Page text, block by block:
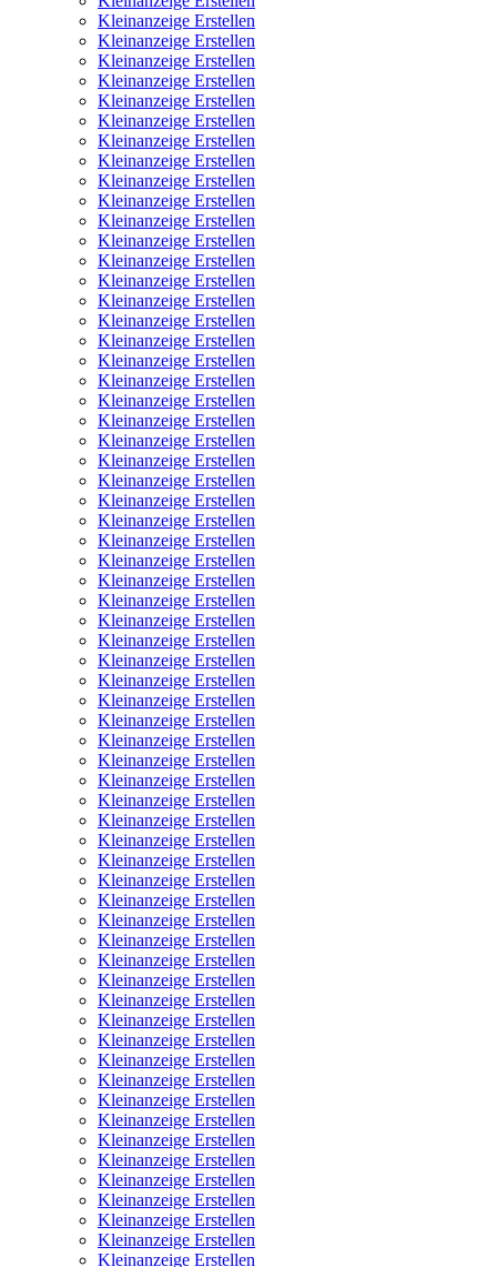
Kleinanzeige Erstellen
Kleinanzeige Erstellen
Kleinanzeige Erstellen
Kleinanzeige Erstellen
Kleinanzeige Erstellen
Kleinanzeige Erstellen
Kleinanzeige Erstellen
Kleinanzeige Erstellen
Kleinanzeige Erstellen
Kleinanzeige Erstellen
Kleinanzeige Erstellen
Kleinanzeige Erstellen
Kleinanzeige Erstellen
Kleinanzeige Erstellen
Kleinanzeige Erstellen
Kleinanzeige Erstellen
Kleinanzeige Erstellen
Kleinanzeige Erstellen
Kleinanzeige Erstellen
Kleinanzeige Erstellen
Kleinanzeige Erstellen
Kleinanzeige Erstellen
Kleinanzeige Erstellen
Kleinanzeige Erstellen
Kleinanzeige Erstellen
Kleinanzeige Erstellen
Kleinanzeige Erstellen
Kleinanzeige Erstellen
Kleinanzeige Erstellen
Kleinanzeige Erstellen
Kleinanzeige Erstellen
Kleinanzeige Erstellen
Kleinanzeige Erstellen
Kleinanzeige Erstellen
Kleinanzeige Erstellen
Kleinanzeige Erstellen
Kleinanzeige Erstellen
Kleinanzeige Erstellen
Kleinanzeige Erstellen
Kleinanzeige Erstellen
Kleinanzeige Erstellen
Kleinanzeige Erstellen
Kleinanzeige Erstellen
Kleinanzeige Erstellen
Kleinanzeige Erstellen
Kleinanzeige Erstellen
Kleinanzeige Erstellen
Kleinanzeige Erstellen
Kleinanzeige Erstellen
Kleinanzeige Erstellen
Kleinanzeige Erstellen
Kleinanzeige Erstellen
Kleinanzeige Erstellen
Kleinanzeige Erstellen
Kleinanzeige Erstellen
Kleinanzeige Erstellen
Kleinanzeige Erstellen
Kleinanzeige Erstellen
Kleinanzeige Erstellen
Kleinanzeige Erstellen
Kleinanzeige Erstellen
Kleinanzeige Erstellen
Kleinanzeige Erstellen